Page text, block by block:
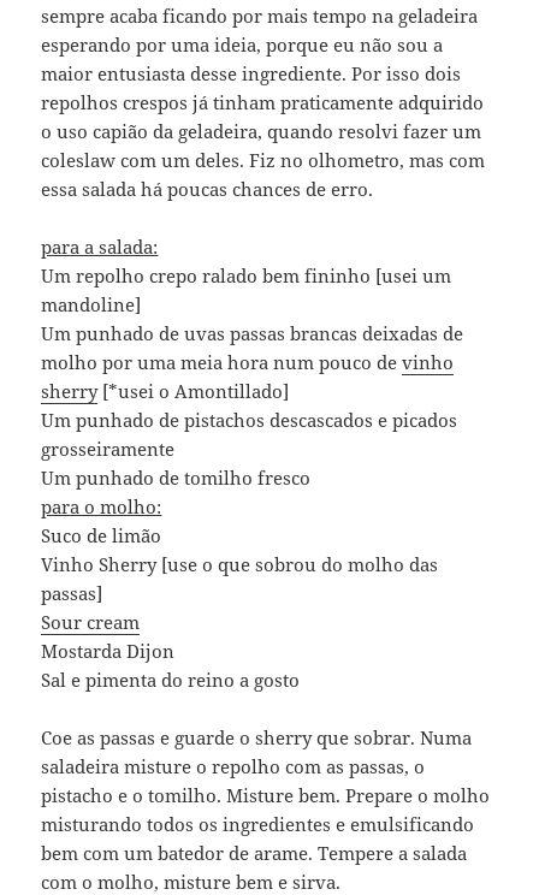
sempre acaba ficando por mais tempo na geladeira
esperando por uma ideia, porque eu não sou a
maior entusiasta desse ingrediente. Por isso dois
repolhos crespos já tinham praticamente adquirido
o uso capião da geladeira, quando resolvi fazer um
coleslaw com um deles. Fiz no olhometro, mas com
essa salada há poucas chances de erro.
para a salada:
Um repolho crepo ralado bem fininho [usei um
mandoline]
Um punhado de uvas passas brancas deixadas de
molho por uma meia hora num pouco devinho
sherry[*usei o Amontillado]
Um punhado de pistachos descascados e picados
grosseiramente
Um punhado de tomilho fresco
para o molho:
Suco de limão
Vinho Sherry [use o que sobrou do molho das
passas]
Sour cream
Mostarda Dijon
Sal e pimenta do reino a gosto
Coe as passas e guarde o sherry que sobrar. Numa
saladeira misture o repolho com as passas, o
pistacho e o tomilho. Misture bem. Prepare o molho
misturando todos os ingredientes e emulsificando
bem com um batedor de arame. Tempere a salada
com o molho, misture bem e sirva.